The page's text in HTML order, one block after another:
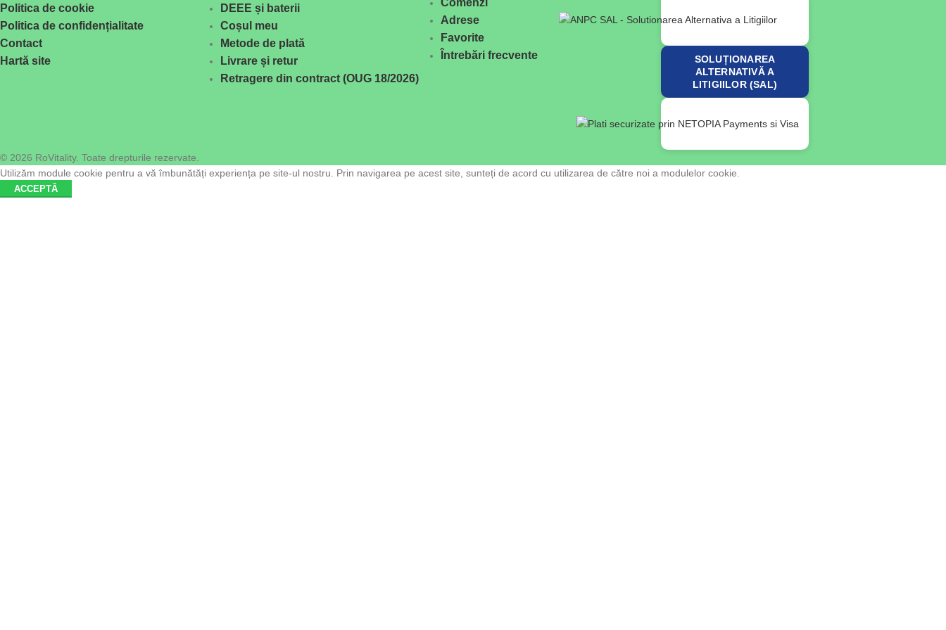
Politica de cookie
Politica de confidențialitate
Contact
Hartă site
DEEE și baterii
Coșul meu
Metode de plată
Livrare și retur
Retragere din contract (OUG 18/2026)
Adrese
Favorite
Întrebări frecvente
SOLUȚIONAREA
ALTERNATIVĂ A
LITIGIILOR (SAL)
© 2026 RoVitality. Toate drepturile rezervate.
Utilizăm module cookie pentru a vă îmbunătăți experiența pe site-ul nostru. Prin navigarea pe acest site, sunteți de acord cu utilizarea de către noi a modulelor cookie.
ACCEPTĂ